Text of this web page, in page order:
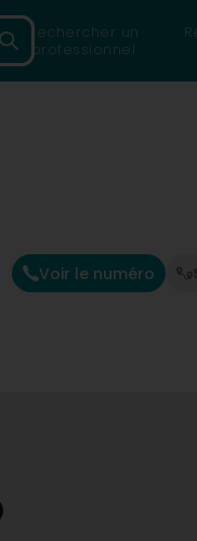
Rechercher un
professionnel
Voir le numéro